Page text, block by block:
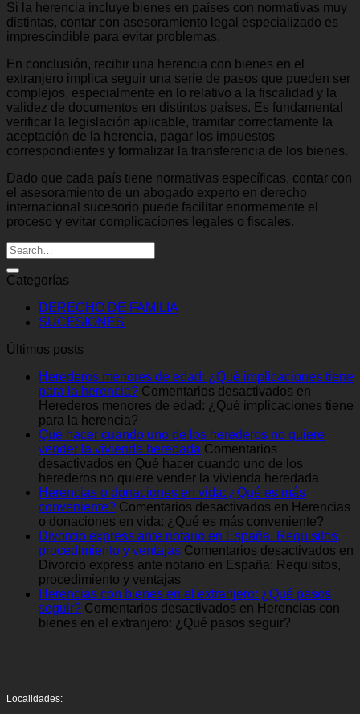
Si la herencia incluye bienes en países con normativas muy
distintas, contar con asesoramiento legal especializado es
imprescindible para evitar problemas.
En conclusión, recibir una herencia con bienes en el
extranjero implica seguir una serie de pasos que pueden ser
complejos, especialmente en lo relativo a la fiscalidad y la
validez de documentos en distintos países. Es fundamental
verificar la legislación aplicable, tramitar correctamente la
aceptación de la herencia, pagar los impuestos
correspondientes y formalizar la transferencia de los bienes.
Dado que cada país tiene normativas específicas, contar con
el asesoramiento de un abogado experto en derecho
internacional sucesorio puede facilitar enormemente el
proceso y evitar complicaciones legales o fiscales.
Categorías
DERECHO DE FAMILIA
SUCESIONES
Últimos posts
Herederos menores de edad: ¿Qué implicaciones tiene
para la herencia? Comentarios desactivados en
Herederos menores de edad: ¿Qué implicaciones tiene
para la herencia?
Qué hacer cuando uno de los herederos no quiere
vender la vivienda heredada Comentarios
desactivados en Qué hacer cuando uno de los
herederos no quiere vender la vivienda heredada
Herencias o donaciones en vida: ¿Qué es más
conveniente? Comentarios desactivados en Herencias
o donaciones en vida: ¿Qué es más conveniente?
Divorcio express ante notario en España: Requisitos,
procedimiento y ventajas Comentarios desactivados en
Divorcio express ante notario en España: Requisitos,
procedimiento y ventajas
Herencias con bienes en el extranjero: ¿Qué pasos
seguir? Comentarios desactivados en Herencias con
bienes en el extranjero: ¿Qué pasos seguir?
Localidades: